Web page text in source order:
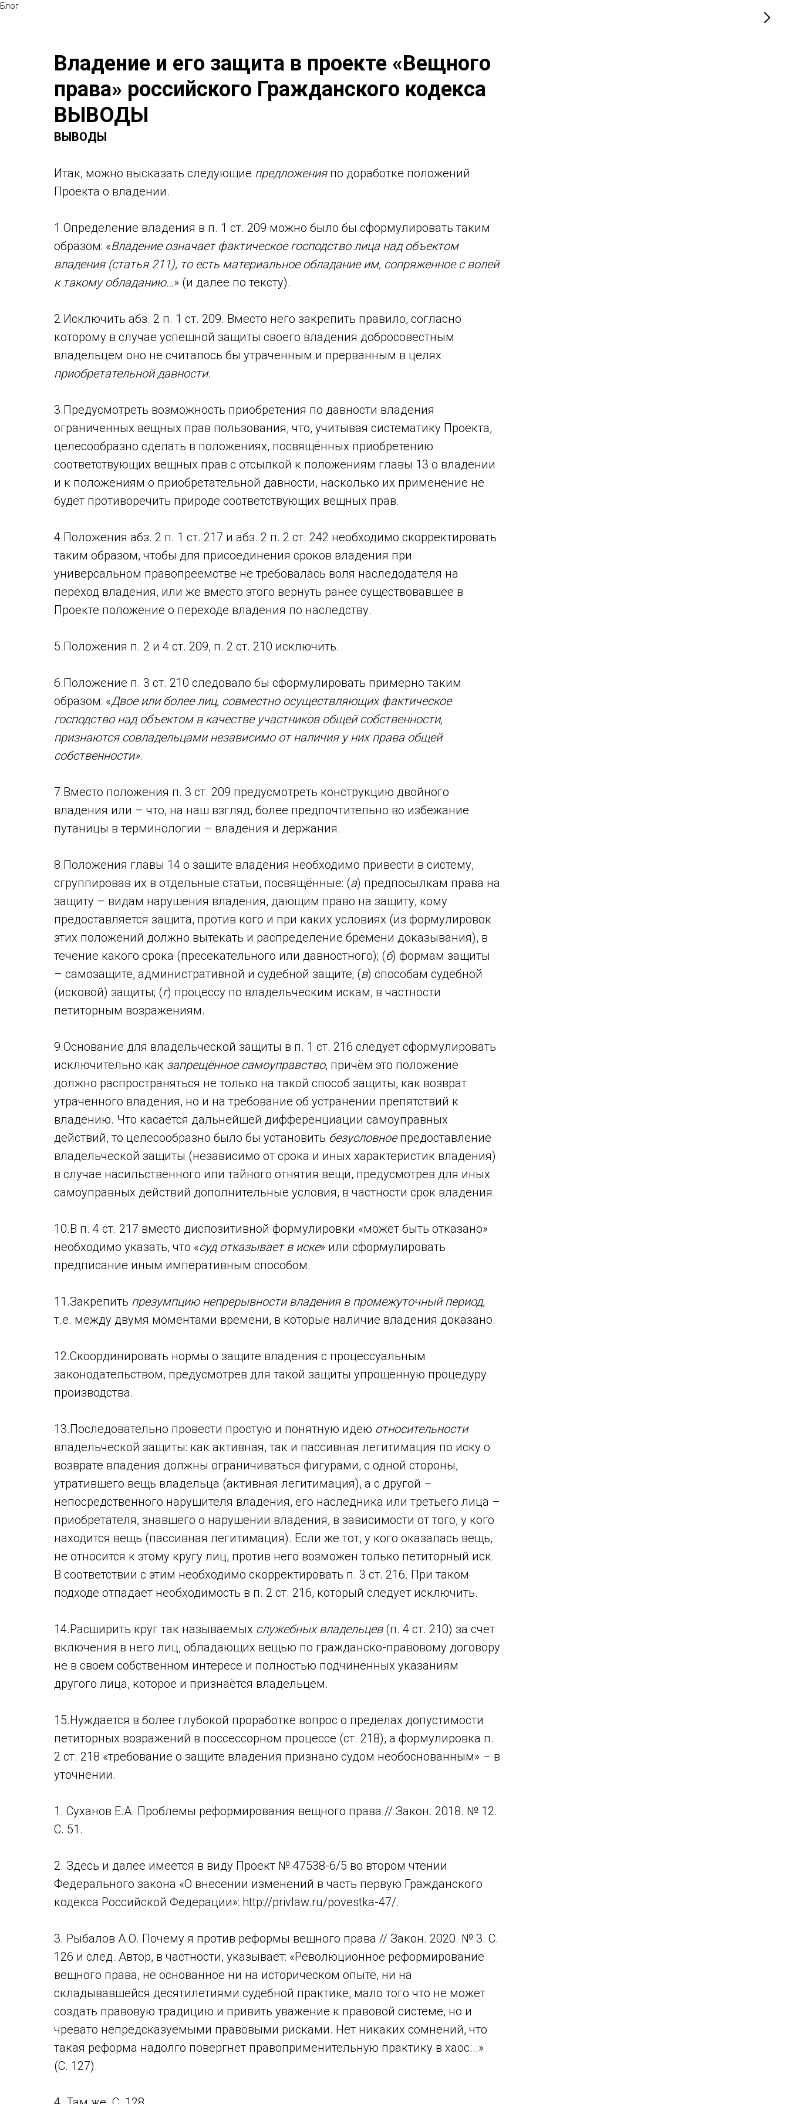
Блог
Владение и его защита в проекте «Вещного
права» российского Гражданского кодекса
ВЫВОДЫ
ВЫВОДЫ
Итак, можно высказать следующие предложенияпо доработке положений
Проекта о владении.
1.Определение владения в п. 1 ст. 209 можно было бы сформулировать таким
образом: «Владение означает фактическое господство лица над объектом
владения (статья 211), то есть материальное обладание им, сопряженное с волей
к такому обладанию…» (и далее по тексту).
2.Исключить абз. 2 п. 1 ст. 209. Вместо него закрепить правило, согласно
которому в случае успешной защиты своего владения добросовестным
владельцем оно не считалось бы утраченным и прерванным в целях
приобретательной давности.
3.Предусмотреть возможность приобретения по давности владения
ограниченных вещных прав пользования, что, учитывая систематику Проекта,
целесообразно сделать в положениях, посвящённых приобретению
соответствующих вещных прав с отсылкой к положениям главы 13 о владении
и к положениям о приобретательной давности, насколько их применение не
будет противоречить природе соответствующих вещных прав.
4.Положения абз. 2 п. 1 ст. 217 и абз. 2 п. 2 ст. 242 необходимо скорректировать
таким образом, чтобы для присоединения сроков владения при
универсальном правопреемстве не требовалась воля наследодателя на
переход владения, или же вместо этого вернуть ранее существовавшее в
Проекте положение о переходе владения по наследству.
5.Положения п. 2 и 4 ст. 209, п. 2 ст. 210 исключить.
6.Положение п. 3 ст. 210 следовало бы сформулировать примерно таким
образом: «Двое или более лиц, совместно осуществляющих фактическое
господство над объектом в качестве участников общей собственности,
признаются совладельцами независимо от наличия у них права общей
собственности».
7.Вместо положения п. 3 ст. 209 предусмотреть конструкцию двойного
владения или – что, на наш взгляд, более предпочтительно во избежание
путаницы в терминологии – владения и держания.
8.Положения главы 14 о защите владения необходимо привести в систему,
сгруппировав их в отдельные статьи, посвящённые: (а) предпосылкам права на
защиту – видам нарушения владения, дающим право на защиту, кому
предоставляется защита, против кого и при каких условиях (из формулировок
этих положений должно вытекать и распределение бремени доказывания), в
течение какого срока (пресекательного или давностного); (б) формам защиты
– самозащите, административной и судебной защите; (в) способам судебной
(исковой) защиты; (г) процессу по владельческим искам, в частности
петиторным возражениям.
9.Основание для владельческой защиты в п. 1 ст. 216 следует сформулировать
исключительно как запрещённое самоуправство, причём это положение
должно распространяться не только на такой способ защиты, как возврат
утраченного владения, но и на требование об устранении препятствий к
владению. Что касается дальнейшей дифференциации самоуправных
действий, то целесообразно было бы установить безусловноепредоставление
владельческой защиты (независимо от срока и иных характеристик владения)
в случае насильственного или тайного отнятия вещи, предусмотрев для иных
самоуправных действий дополнительные условия, в частности срок владения.
10.В п. 4 ст. 217 вместо диспозитивной формулировки «может быть отказано»
необходимо указать, что «суд отказывает в иске» или сформулировать
предписание иным императивным способом.
11.Закрепить презумпцию непрерывности владения в промежуточный период,
т.е. между двумя моментами времени, в которые наличие владения доказано.
12.Скоординировать нормы о защите владения с процессуальным
законодательством, предусмотрев для такой защиты упрощённую процедуру
производства.
13.Последовательно провести простую и понятную идею относительности
владельческой защиты: как активная, так и пассивная легитимация по иску о
возврате владения должны ограничиваться фигурами, с одной стороны,
утратившего вещь владельца (активная легитимация), а с другой –
непосредственного нарушителя владения, его наследника или третьего лица –
приобретателя, знавшего о нарушении владения, в зависимости от того, у кого
находится вещь (пассивная легитимация). Если же тот, у кого оказалась вещь,
не относится к этому кругу лиц, против него возможен только петиторный иск.
В соответствии с этим необходимо скорректировать п. 3 ст. 216. При таком
подходе отпадает необходимость в п. 2 ст. 216, который следует исключить.
14.Расширить круг так называемых служебных владельцев(п. 4 ст. 210) за счет
включения в него лиц, обладающих вещью по гражданско-правовому договору
не в своём собственном интересе и полностью подчинённых указаниям
другого лица, которое и признаётся владельцем.
15.Нуждается в более глубокой проработке вопрос о пределах допустимости
петиторных возражений в поссессорном процессе (ст. 218), а формулировка п.
2 ст. 218 «требование о защите владения признано судом необоснованным» – в
уточнении.
1. Суханов Е.А. Проблемы реформирования вещного права // Закон. 2018. № 12.
С. 51.
2. Здесь и далее имеется в виду Проект № 47538-6/5 во втором чтении
Федерального закона «О внесении изменений в часть первую Гражданского
кодекса Российской Федерации»: http://privlaw.ru/povestka-47/.
3. Рыбалов А.О. Почему я против реформы вещного права // Закон. 2020. № 3. С.
126 и след. Автор, в частности, указывает: «Революционное реформирование
вещного права, не основанное ни на историческом опыте, ни на
складывавшейся десятилетиями судебной практике, мало того что не может
создать правовую традицию и привить уважение к правовой системе, но и
чревато непредсказуемыми правовыми рисками. Нет никаких сомнений, что
такая реформа надолго повергнет правоприменительную практику в хаос...»
(С. 127).